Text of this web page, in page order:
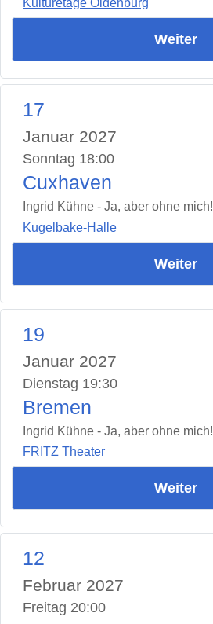
Kulturetage Oldenburg
Weiter
17
Januar 2027
Sonntag 18:00
Cuxhaven
Ingrid Kühne - Ja, aber ohne mich!
Kugelbake-Halle
Weiter
19
Januar 2027
Dienstag 19:30
Bremen
Ingrid Kühne - Ja, aber ohne mich!
FRITZ Theater
Weiter
12
Februar 2027
Freitag 20:00